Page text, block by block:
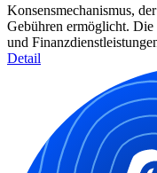
Konsensmechanismus,
Gebühren ermöglicht.
und
Detail